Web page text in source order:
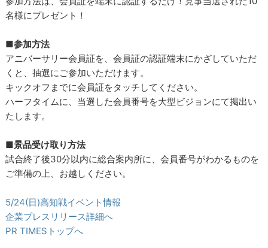
名様にプレゼント！
■参加方法
アニバーサリー会員証を、会員証の認証端末にかざしていただ
くと、抽選にご参加いただけます。
キックオフまでに会員証をタッチしてください。
ハーフタイムに、当選した会員番号を大型ビジョンにて掲出い
たします。
■景品受け取り方法
試合終了後30分以内に総合案内所に、会員番号がわかるものを
ご準備の上、お越しください。
5/24(日)高知戦イベント情報
企業プレスリリース詳細へ
PR TIMESトップへ